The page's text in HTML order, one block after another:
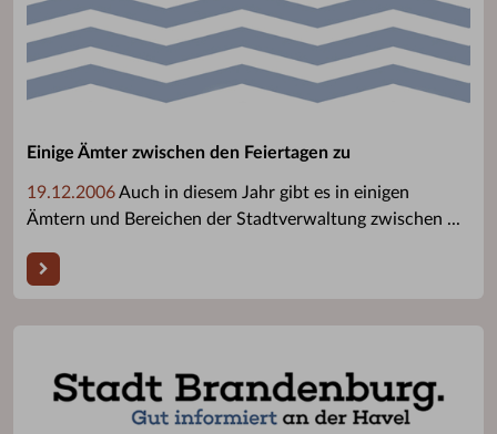
Einige Ämter zwischen den Feiertagen zu
19.12.2006Auch in diesem Jahr gibt es in einigen
Ämtern und Bereichen der Stadtverwaltung zwischen ...